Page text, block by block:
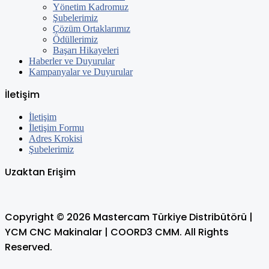
Yönetim Kadromuz
Şubelerimiz
Çözüm Ortaklarımız
Ödüllerimiz
Başarı Hikayeleri
Haberler ve Duyurular
Kampanyalar ve Duyurular
İletişim
İletişim
İletişim Formu
Adres Krokisi
Şubelerimiz
Uzaktan Erişim
Copyright © 2026 Mastercam Türkiye Distribütörü |
YCM CNC Makinalar | COORD3 CMM. All Rights
Reserved.